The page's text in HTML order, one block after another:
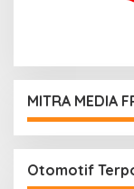
MITRA MEDIA
Otomotif